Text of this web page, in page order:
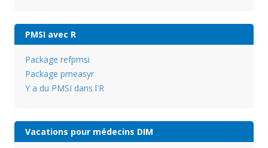
PMSI avec R
Package refpmsi
Package pmeasyr
Y a du PMSI dans l'R
Vacations pour médecins DIM